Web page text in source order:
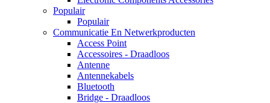
Populair
Populair
Communicatie En Netwerkproducten
Access Point
Accessoires - Draadloos
Antenne
Antennekabels
Bluetooth
Bridge - Draadloos